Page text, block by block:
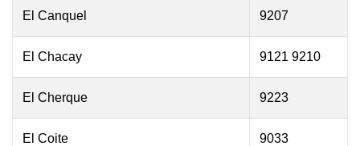
El Canquel 9207
El Chacay 9121 9210
El Cherque 9223
El Coite 9033